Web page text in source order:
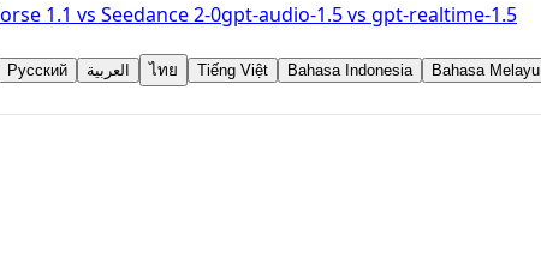
1.1 vs Seedance 2-0gpt-audio-1.5vs gpt-realtime-1.5
Русский العربية ไทย Tiếng Việt Bahasa Indonesia Bahasa Melayu